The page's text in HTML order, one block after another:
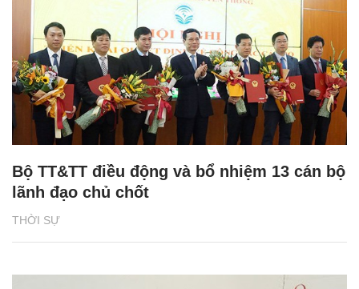
THỜI SỰ
Bộ TT&TT điều động và bổ nhiệm 13 cán bộ
lãnh đạo chủ chốt